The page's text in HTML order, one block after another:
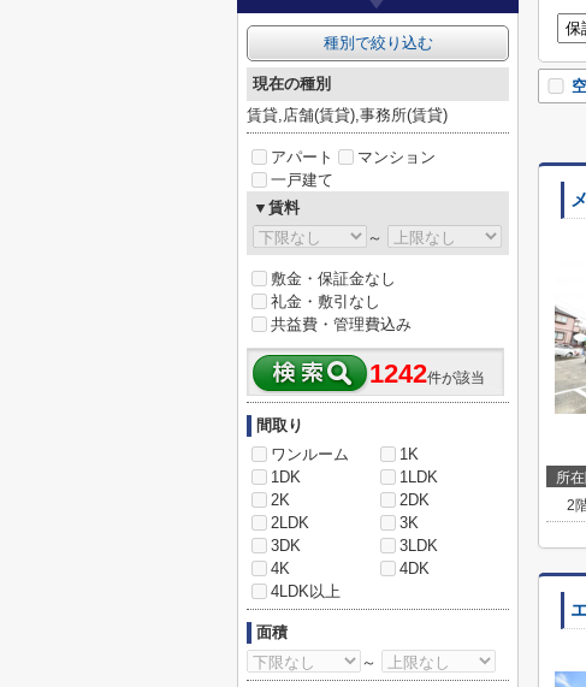
所
2
種別で絞り込む
現在の種別
賃貸,店舗(賃貸),事務所(賃貸)
アパート
マンション
一戸建て
▼賃料
～
敷金・保証金なし
礼金・敷引なし
共益費・管理費込み
1242件が該当
間取り
ワンルーム
1K
1DK
1LDK
2K
2DK
2LDK
3K
3DK
3LDK
4K
4DK
4LDK以上
面積
～